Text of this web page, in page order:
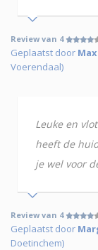
Review van 4
Geplaatst door
Voerendaal)
Leuke en
heeft de
je wel voor
Review van 4
Geplaatst door
Doetinchem)